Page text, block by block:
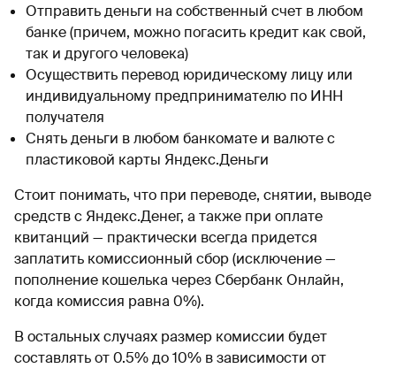
Отправить деньги на собственный счет в любом
банке (причем, можно погасить кредит как свой,
так и другого человека)
Осуществить перевод юридическому лицу или
индивидуальному предпринимателю по ИНН
получателя
Снять деньги в любом банкомате и валюте с
пластиковой карты Яндекс.Деньги
Стоит понимать, что при переводе, снятии, выводе
средств с Яндекс.Денег, а также при оплате
квитанций — практически всегда придется
заплатить комиссионный сбор (исключение —
пополнение кошелька через Сбербанк Онлайн,
когда комиссия равна 0%).
В остальных случаях размер комиссии будет
составлять от 0.5% до 10% в зависимости от